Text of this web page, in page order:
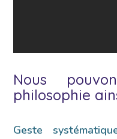
Nous
philosophie
Geste